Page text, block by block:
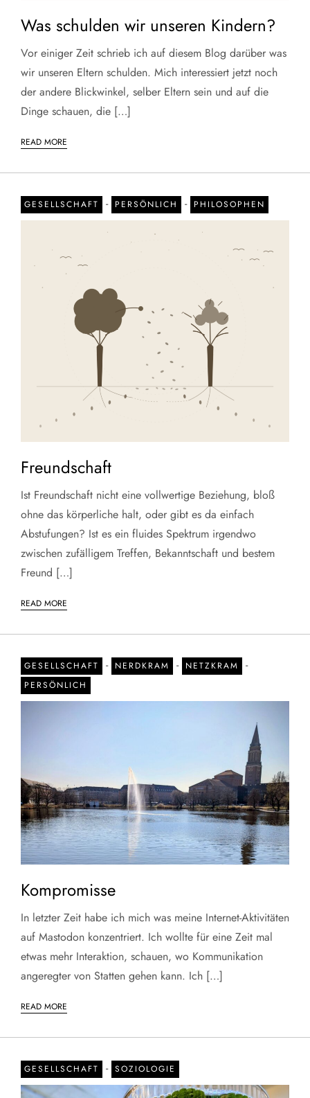
Was schulden wir unseren Kindern?
Vor einiger Zeit schrieb ich auf diesem Blog darüber was
wir unseren Eltern schulden. Mich interessiert jetzt noch
der andere Blickwinkel, selber Eltern sein und auf die
Dinge schauen, die […]
READ MORE
GESELLSCHAFT - PERSÖNLICH - PHILOSOPHEN
Freundschaft
Ist Freundschaft nicht eine vollwertige Beziehung, bloß
ohne das körperliche halt, oder gibt es da einfach
Abstufungen? Ist es ein fluides Spektrum irgendwo
zwischen zufälligem Treffen, Bekanntschaft und bestem
Freund […]
READ MORE
GESELLSCHAFT - NERDKRAM - NETZKRAM -
PERSÖNLICH
Kompromisse
In letzter Zeit habe ich mich was meine Internet-Aktivitäten
auf Mastodon konzentriert. Ich wollte für eine Zeit mal
etwas mehr Interaktion, schauen, wo Kommunikation
angeregter von Statten gehen kann. Ich […]
READ MORE
GESELLSCHAFT - SOZIOLOGIE